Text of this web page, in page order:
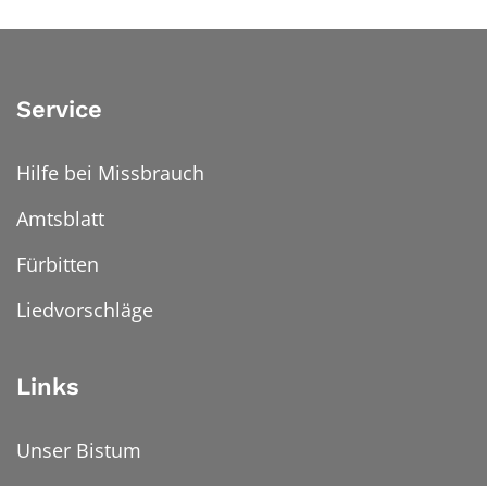
Service
Hilfe bei Missbrauch
Amtsblatt
Fürbitten
Liedvorschläge
Links
Unser Bistum